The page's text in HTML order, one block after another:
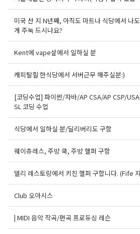
미국 산 지 N년째, 아직도 마트나 식당에서 나
게 주눅 드시나요?
Kent에 vape샆에서 일하실 분
캐피탈힐 한식당에서 서버근무 해주실분:)
[코딩수업] 파이썬/자바/AP CSA/AP CSP/
SL 코딩 수업
식당에서 일하실 분/딜리버리도 구함
웨이츄레스, 주방 쿡, 주방 헬퍼 구함
델리 레스토랑에서 키친 헬퍼 구합니다. (Fife
Club 오아시스
| MIDI 음악 작곡/편곡 프로듀싱 레슨